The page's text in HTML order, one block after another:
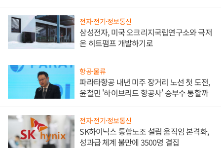
전자·전기·정보통신
삼성전자, 미국 오크리지국립연구소와 극저
온 히트펌프 개발하기로
항공·물류
파라타항공 내년 미주 장거리 노선 첫 도전,
윤철민 '하이브리드 항공사' 승부수 통할까
전자·전기·정보통신
SK하이닉스 통합노조 설립 움직임 본격화,
성과급 체계 불만에 3500명 결집